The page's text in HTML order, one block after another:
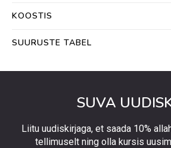
KOOSTIS
SUURUSTE TABEL
SUVA
Liitu uudiskirjaga, et saada 10%
tellimuselt ning olla kursis